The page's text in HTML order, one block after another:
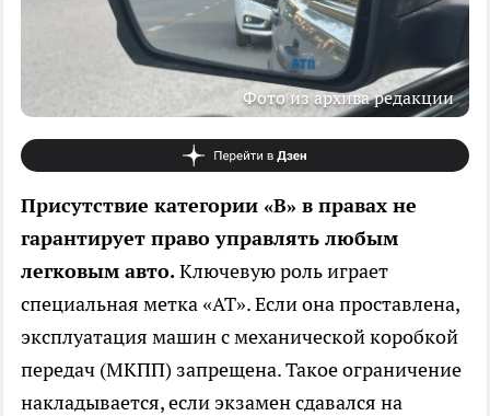
Фото из архива редакции
Присутствие категории «B» в правах не
гарантирует право управлять любым
легковым авто.Ключевую роль играет
специальная метка «АТ». Если она проставлена,
эксплуатация машин с механической коробкой
передач (МКПП) запрещена. Такое ограничение
накладывается, если экзамен сдавался на